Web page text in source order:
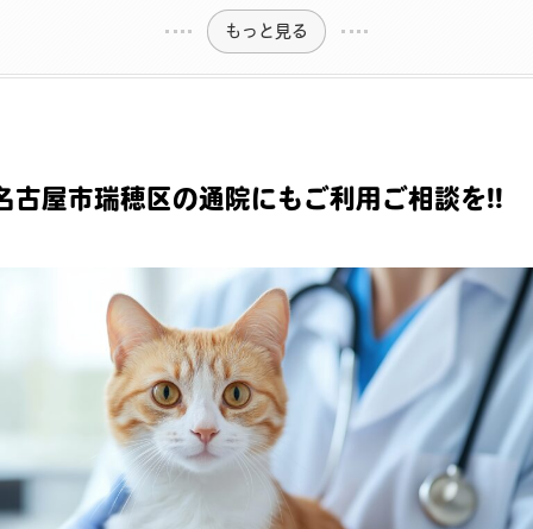
もっと見る
古屋市瑞穂区の通院にもご利用ご相談を!!